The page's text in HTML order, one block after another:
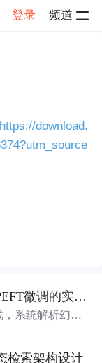
登录 频道
https://download.
AI工程落地指南：从幻觉治理到PEFT微调的实战路径
系统解析幻觉
择、显存优化与
检索架构设计